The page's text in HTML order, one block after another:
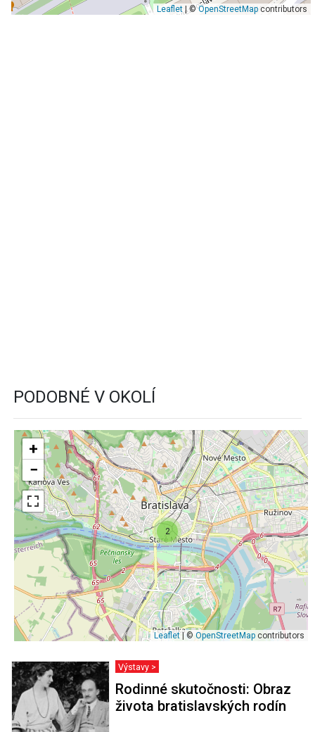
Leaflet| ©OpenStreetMapcontributors
PODOBNÉ V OKOLÍ
2
+
−
Leaflet| © OpenStreetMap contributors
Výstavy >
Rodinné skutočnosti: Obraz
života bratislavských rodín